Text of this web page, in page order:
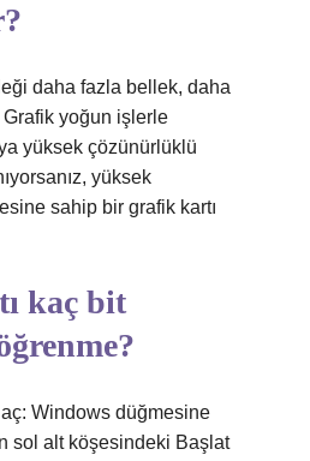
daha fazla bellek, daha
yoğun işlerle
yüksek çözünürlüklü
yüksek
sahip bir grafik kartı
kaç bit
Windows düğmesine
sol alt köşesindeki Başlat